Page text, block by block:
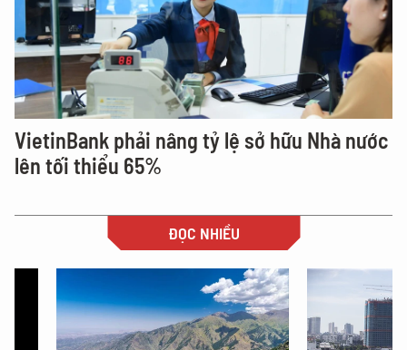
VietinBank phải nâng tỷ lệ sở hữu Nhà nước
lên tối thiểu 65%
ĐỌC NHIỀU